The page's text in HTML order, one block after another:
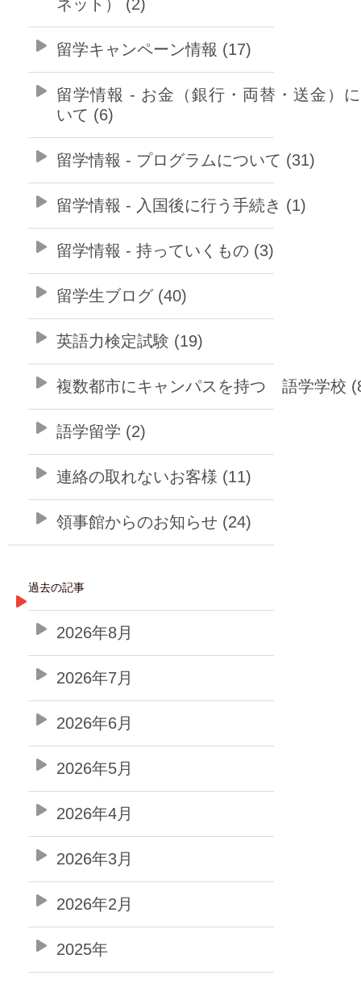
ネット） (2)
留学キャンペーン情報 (17)
留学情報 - お金（銀行・両替・送金）
いて (6)
留学情報 - プログラムについて (31)
留学情報 - 入国後に行う手続き (1)
留学情報 - 持っていくもの (3)
留学生ブログ (40)
英語力検定試験 (19)
複数都市にキャンパスを持つ 語学学校
語学留学 (2)
連絡の取れないお客様 (11)
領事館からのお知らせ (24)
過去の記事
2026年8月
2026年7月
2026年6月
2026年5月
2026年4月
2026年3月
2026年2月
2025年